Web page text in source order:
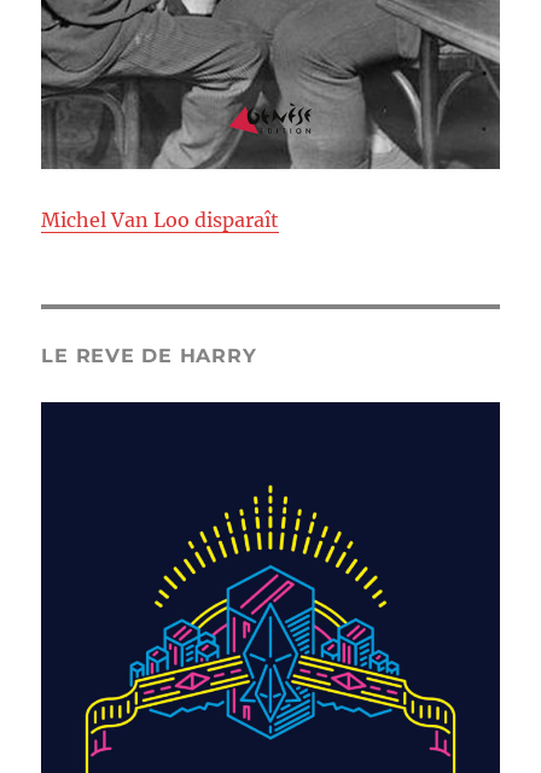
Michel Van Loo disparaît
LE REVE DE HARRY